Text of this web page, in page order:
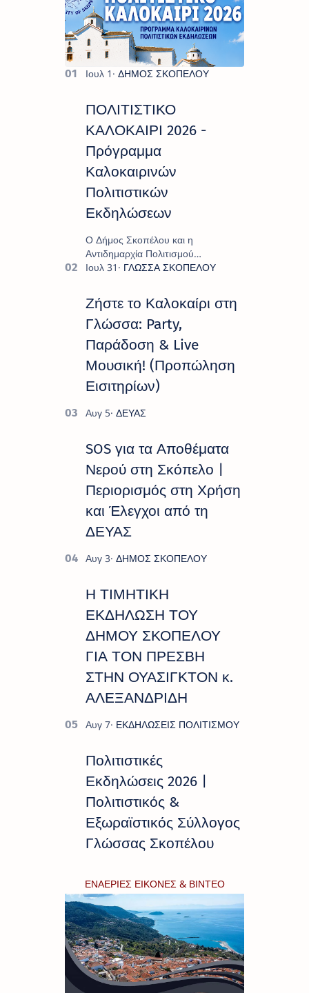
ΠΟΛΙΤΙΣΤΙΚΟ
ΚΑΛΟΚΑΙΡΙ 2026 -
Πρόγραμμα
Καλοκαιρινών
Πολιτιστικών
Εκδηλώσεων
Ο Δήμος Σκοπέλου και η
Αντιδημαρχία Πολιτισμού
παρουσιάζουν το πρόγραμμα «
πρόγραμμα εκδ…
Ζήστε το Καλοκαίρι στη
Γλώσσα: Party,
Παράδοση & Live
Μουσική! (Προπώληση
Εισιτηρίων)
SOS για τα Αποθέματα
Νερού στη Σκόπελο |
Περιορισμός στη Χρήση
και Έλεγχοι από τη
ΔΕΥΑΣ
Η ΤΙΜΗΤΙΚΗ
ΕΚΔΗΛΩΣΗ ΤΟΥ
ΔΗΜΟΥ ΣΚΟΠΕΛΟΥ
ΓΙΑ ΤΟΝ ΠΡΕΣΒΗ
ΣΤΗΝ ΟΥΑΣΙΓΚΤΟΝ κ.
ΑΛΕΞΑΝΔΡΙΔΗ
Πολιτιστικές
Εκδηλώσεις 2026 |
Πολιτιστικός &
Εξωραϊστικός Σύλλογος
Γλώσσας Σκοπέλου
ΕΝΑΕΡΙΕΣ ΕΙΚΟΝΕΣ & ΒΙΝΤΕΟ